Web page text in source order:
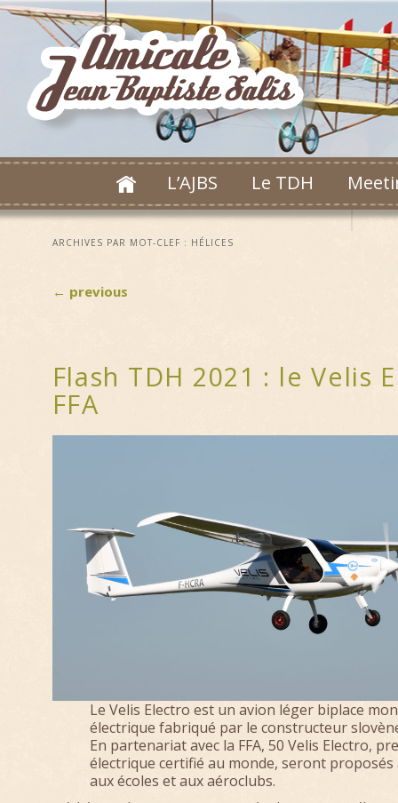
L’AJBS Le TDH
ARCHIVES PAR MOT-CLEF : HÉLICES
← previous
Flash TDH 2021 : le Velis
FFA
Le Velis Electro est un avion léger biplace
électrique fabriqué par le constructeur
En partenariat avec la FFA, 50 Velis Electro,
électrique certifié au monde, seront proposés
aux écoles et aux aéroclubs.